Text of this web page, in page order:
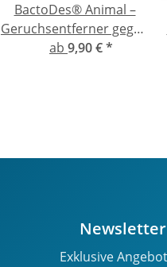
BactoDes® Animal –
Geruchsentferner gegen
Katzen- und Hundeurin
ab 9,90 €*
Exklusive